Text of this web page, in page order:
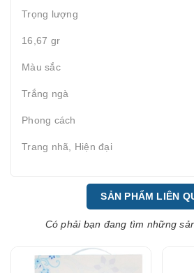
Trọng lượng
16,67 gr
Màu sắc
Trắng ngà
Phong cách
Trang nhã, Hiện đại
SẢN PHẨM LIÊN
Có phải bạn đang tìm những